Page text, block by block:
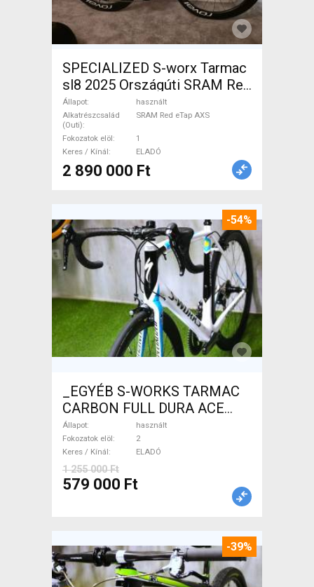
SPECIALIZED S-worx Tarmac
sl8 2025 Országúti SRAM Red
eTap AXS tárcsafék használt
ELADÓ
Állapot
használt
Alkatrészcsalád
(Outi)
SRAM Red eTap AXS
Fokozatok elöl
1
Keres / Kínál
ELADÓ
2 890 000 Ft
-54%
_EGYÉB S-WORKS TARMAC
CARBON FULL DURA ACE
Országúti használt ELADÓ
Állapot
használt
Fokozatok elöl
2
Keres / Kínál
ELADÓ
1 255 000 Ft
579 000 Ft
-39%